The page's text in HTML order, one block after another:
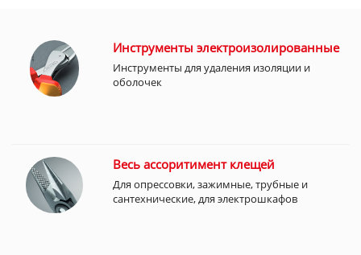
Инструменты электроизолированные
Инструменты для удаления изоляции и
оболочек
Весь ассоритимент клещей
Для опрессовки, зажимные, трубные и
сантехнические, для электрошкафов